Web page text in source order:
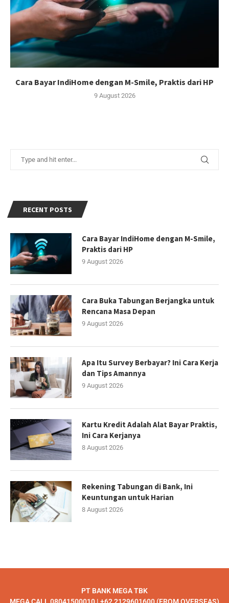
Cara Bayar IndiHome dengan M-Smile, Praktis dari HP
9 August 2026
RECENT POSTS
Cara Bayar IndiHome dengan M-Smile,
Praktis dari HP
9 August 2026
Cara Buka Tabungan Berjangka untuk
Rencana Masa Depan
9 August 2026
Apa Itu Survey Berbayar? Ini Cara Kerja
dan Tips Amannya
9 August 2026
Kartu Kredit Adalah Alat Bayar Praktis,
Ini Cara Kerjanya
8 August 2026
Rekening Tabungan di Bank, Ini
Keuntungan untuk Harian
8 August 2026
PT BANK MEGA TBK
MEGA CALL 08041500010 | +62 2129601600 (FROM OVERSEAS)